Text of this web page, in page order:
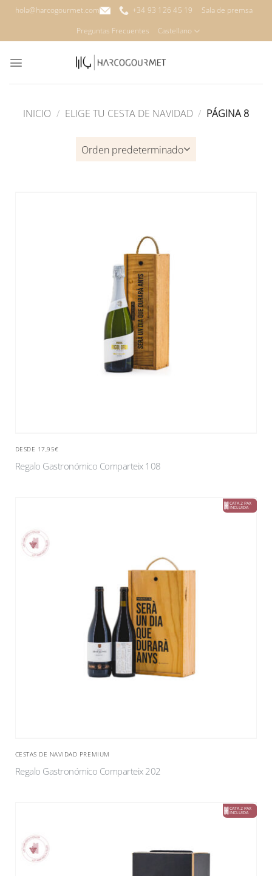
Saltarhola@harcogourmet.com +34 93 126 45 19
Sala de premsa
Preguntas Frecuentes
Castellano
INICIO / ELIGE TU CESTA DE NAVIDAD / PÁGINA 8
DESDE 17,95€
Regalo Gastronómico Comparteix 108
CESTAS DE NAVIDAD PREMIUM
Regalo Gastronómico Comparteix 202